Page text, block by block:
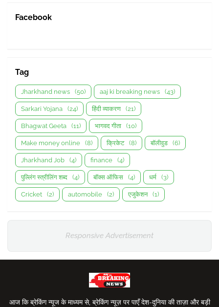
Facebook
Tag
Jharkhand news (50) aaj ki breaking news (43)
Sarkari Yojana (24) हिंदी व्याकरण (21)
Bhagwat Geeta (11) भागवद गीता (10)
Make money online (8) क्रिकेट (8) बॉलीवुड (6)
Jharkhand Job (4) finance (4)
पुल्लिंग स्त्रीलिंग शब्द (4) बॉक्स ऑफिस (4) धर्म (3)
Cricket (2) automobile (2) एजुकेशन (1)
Responsive Advertisement
आज कि ब्रेकिंग न्यूज के माध्यम से, ब्रेकिंग न्यूज़ पर पाएँ देश-दुनिया की ताज़ा और बड़ी